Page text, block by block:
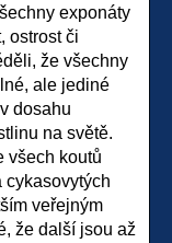
exponáty
ostrost či
že všechny
ale jediné
dosahu
na světě.
všech koutů
cykasovytých
veřejným
že další jsou až